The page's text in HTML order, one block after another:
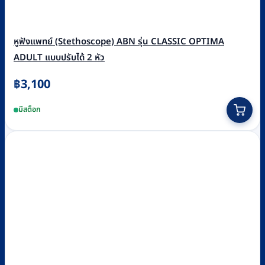
หูฟังแพทย์ (Stethoscope) ABN รุ่น CLASSIC OPTIMA
ADULT แบบปรับได้ 2 หัว
฿3,100
มีสต็อก
product
has